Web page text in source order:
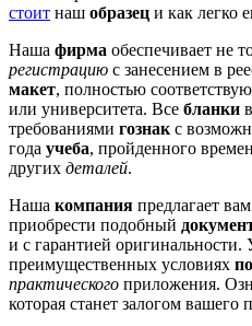
стоит наш образец и как легко
Наша фирма обеспечивает не
регистрацию с занесением в
макет, полностью
или университета. Все бланки
требованиями гознак с
года учеба, пройденного
других деталей.
Наша компания предлагает
приобрести подобный
и с гарантией оригинальности.
преимущественных условиях
практического приложения.
которая станет залогом вашего